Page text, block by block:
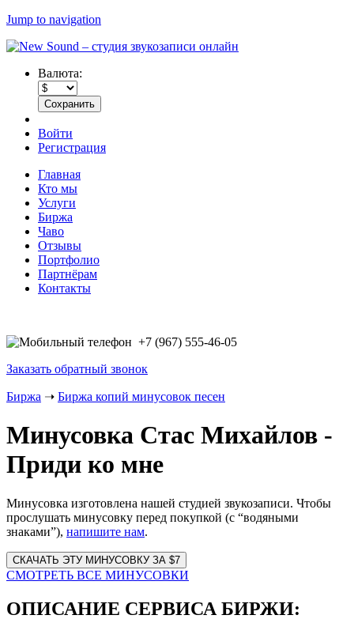
Jump to navigation
Валюта:
Войти
Регистрация
Главная
Кто мы
Услуги
Биржа
Чаво
Отзывы
Портфолио
Партнёрам
Контакты
+7 (967) 555-46-05
Заказать обратный звонок
Биржа ➝ Биржа копий минусовок песен
Минусовка Стас Михайлов -
Приди ко мне
Минусовка изготовлена нашей студией звукозаписи. Чтобы
прослушать минусовку перед покупкой (с “водяными
знаками”), напишите нам.
Website
URL
СМОТРЕТЬ ВСЕ МИНУСОВКИ
ОПИСАНИЕ СЕРВИСА БИРЖИ: